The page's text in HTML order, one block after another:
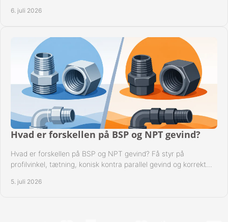
6. juli 2026
Hvad er forskellen på BSP og NPT gevind?
Hvad er forskellen på BSP og NPT gevind? Få styr på
profilvinkel, tætning, konisk kontra parallel gevind og korrekt
5. juli 2026